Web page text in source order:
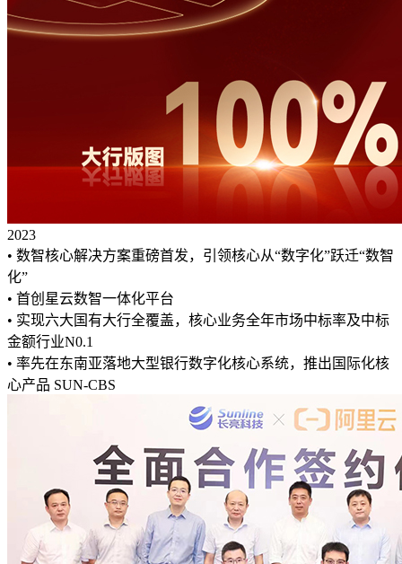
2023
• 数智核心解决方案重磅首发，引领核心从“数字化”跃迁“数智
化”
• 首创星云数智一体化平台
• 实现六大国有大行全覆盖，核心业务全年市场中标率及中标
金额行业N0.1
• 率先在东南亚落地大型银行数字化核心系统，推出国际化核
心产品 SUN‑CBS